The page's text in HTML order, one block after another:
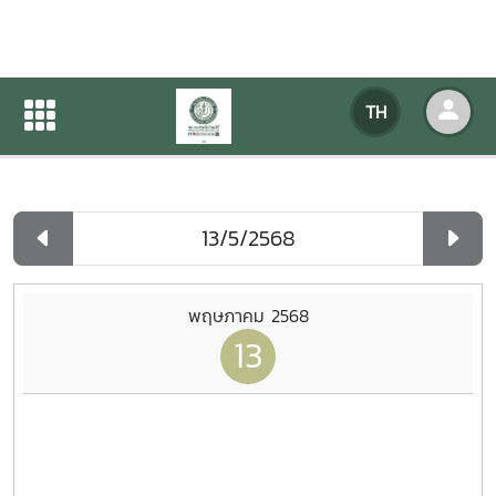
TH
ปฏิทินกิจกรรมของหน่วยงาน
ปฏิทินกิจกรรมของหน่วยงาน
พฤษภาคม 2568
13